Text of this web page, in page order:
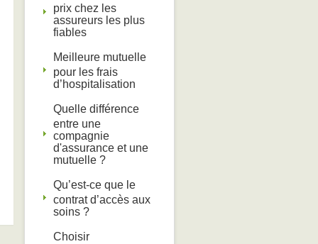
prix chez les
assureurs les plus
fiables
Meilleure mutuelle
pour les frais
d’hospitalisation
Quelle différence
entre une
compagnie
d'assurance et une
mutuelle ?
Qu’est-ce que le
contrat d’accès aux
soins ?
Choisir